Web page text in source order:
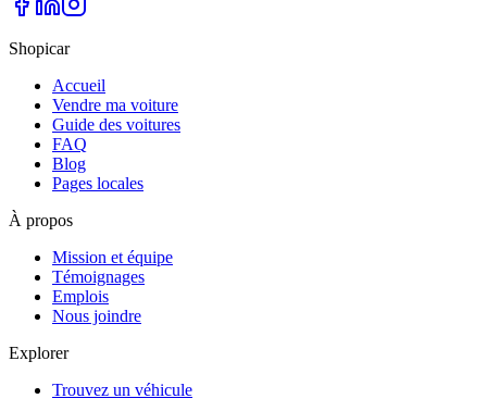
Shopicar
Accueil
Vendre ma voiture
Guide des voitures
FAQ
Blog
Pages locales
À propos
Mission et équipe
Témoignages
Emplois
Nous joindre
Explorer
Trouvez un véhicule